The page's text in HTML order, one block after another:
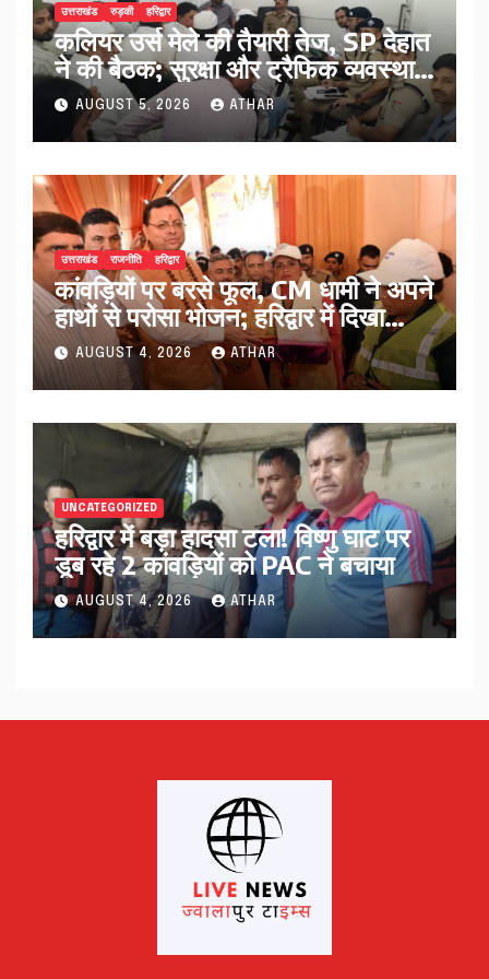
उत्तराखंड रुड़की हरिद्वार
कलियर उर्स मेले की तैयारी तेज, SP देहात
ने की बैठक; सुरक्षा और ट्रैफिक व्यवस्था
पर बड़ा मंथन..
AUGUST 5, 2026 ATHAR
उत्तराखंड राजनीति हरिद्वार
कांवड़ियों पर बरसे फूल, CM धामी ने अपने
हाथों से परोसा भोजन; हरिद्वार में दिखा
आस्था का अद्भुत संगम…
AUGUST 4, 2026 ATHAR
UNCATEGORIZED
हरिद्वार में बड़ा हादसा टला! विष्णु घाट पर
डूब रहे 2 कांवड़ियों को PAC ने बचाया
AUGUST 4, 2026 ATHAR